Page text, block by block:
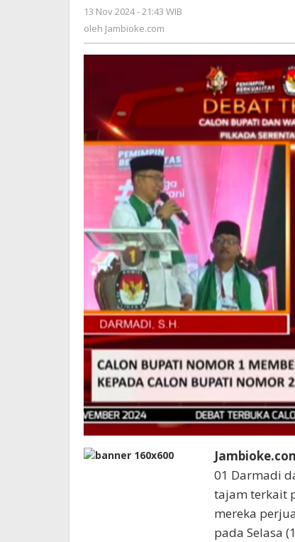
!!
13 Nov 2024 - 21:43 WIB
oleh Jambioke.com
01 Darmadi
tajam terkait
mereka
pada Selasa